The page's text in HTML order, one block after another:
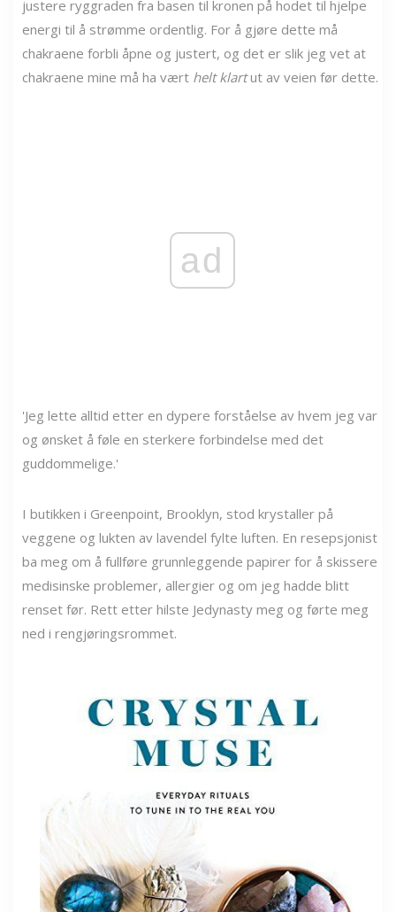
justere ryggraden fra basen til kronen på hodet til hjelpe
energi til å strømme ordentlig. For å gjøre dette må
chakraene forbli åpne og justert, og det er slik jeg vet at
chakraene mine må ha vært helt klartut av veien før dette.
ad
'Jeg lette alltid etter en dypere forståelse av hvem jeg var
og ønsket å føle en sterkere forbindelse med det
guddommelige.'
I butikken i Greenpoint, Brooklyn, stod krystaller på
veggene og lukten av lavendel fylte luften. En resepsjonist
ba meg om å fullføre grunnleggende papirer for å skissere
medisinske problemer, allergier og om jeg hadde blitt
renset før. Rett etter hilste Jedynasty meg og førte meg
ned i rengjøringsrommet.